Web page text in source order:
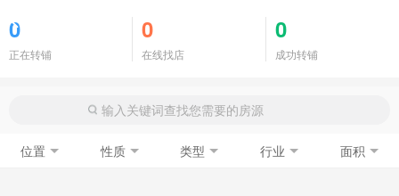
0
正在转铺
0
在线找店
0
成功转铺
位置 性质 类型 行业 面积